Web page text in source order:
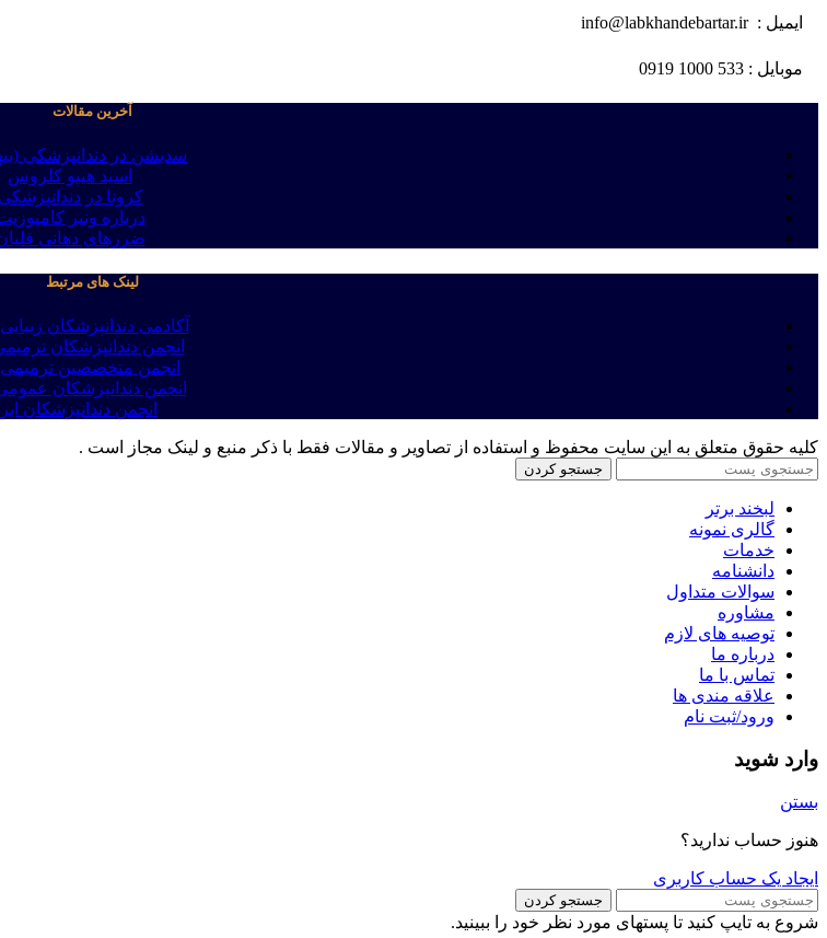
ایمیل : info@labkhandebartar.ir
موبایل : 533 1000 0919
آخرین مقالات
سدیشن در دندانپزشکی
اسید هیپو کلروس
کرونا در دندانپزشکی
درباره ونیر
ضررهای دهانی
لینک های مرتبط
آکادمی دندانپزشکان
انجمن دندانپزشکان
انجمن متخصصین ترمیمی
انجمن دندانپزشکان
انجمن دندانپزشکان
کلیه حقوق متعلق به این سایت محفوظ و استفاده از تصاویر و مقالات فقط با ذکر منبع و لینک مجاز است .
جستجو کردن
لبخند برتر
گالری نمونه
خدمات
دانشنامه
سوالات متداول
مشاوره
توصیه های لازم
درباره ما
تماس با ما
علاقه مندی ها
ورود/ثبت نام
وارد شوید
بستن
هنوز حساب ندارید؟
ایجاد یک حساب کاربری
جستجو کردن
شروع به تایپ کنید تا پستهای مورد نظر خود را ببینید.